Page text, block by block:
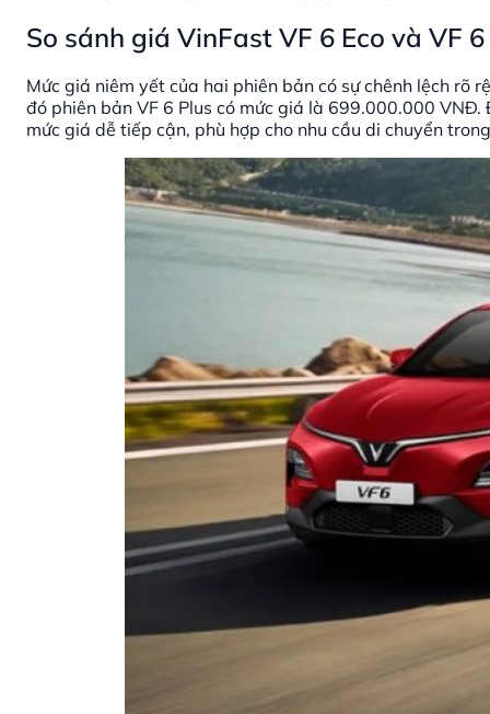
So sánh giá VinFast VF 6 Eco và VF
Mức giá niêm yết của hai phiên bản có sự chênh lệch rõ
đó phiên bản VF 6 Plus có mức giá là 699.000.000
mức giá dễ tiếp cận, phù hợp cho nhu cầu di chuyển